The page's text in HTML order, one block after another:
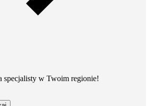
specjalisty w Twoim regionie!